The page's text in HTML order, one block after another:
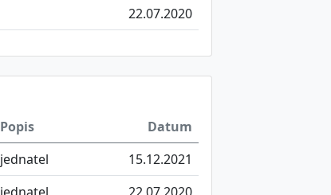
22.07.2020
Popis
Datum
jednatel
15.12.2021